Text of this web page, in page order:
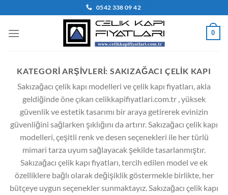
atla
0542 338 09 42
0
KATEGORI ARŞIVLERI:SAKIZAĞACI ÇELIK KAPI
Sakızağacı çelik kapı modelleri ve çelik kapı fiyatları, akla
geldiğinde öne çıkan celikkapifiyatlari.com.tr , yüksek
güvenlik ve estetik tasarımı bir araya getirerek evinizin
güvenliğini sağlarken şıklığını da artırır. Sakızağacı çelik kapı
modelleri, çeşitli renk ve desen seçenekleri ile her türlü
mimari tarza uyum sağlayacak şekilde tasarlanmıştır.
Sakızağacı çelik kapı fiyatları, tercih edilen model ve ek
özelliklere bağlı olarak değişiklik göstermekle birlikte, her
bütçeye uygun seçenekler sunmaktayız. Sakızağacı çelik kapı